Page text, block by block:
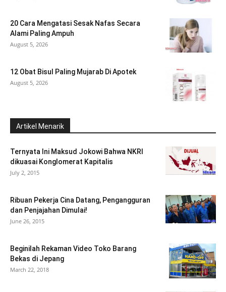
20 Cara Mengatasi Sesak Nafas Secara
Alami Paling Ampuh
August 5, 2026
12 Obat Bisul Paling Mujarab Di Apotek
August 5, 2026
Artikel Menarik
Ternyata Ini Maksud Jokowi Bahwa NKRI
dikuasai Konglomerat Kapitalis
July 2, 2015
Ribuan Pekerja Cina Datang, Pengangguran
dan Penjajahan Dimulai!
June 26, 2015
Beginilah Rekaman Video Toko Barang
Bekas di Jepang
March 22, 2018